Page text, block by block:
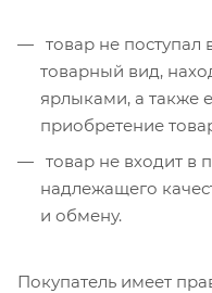
товар не поступал
товарный вид,
ярлыками, а также
приобретение
товар не входит в
надлежащего
и обмену.
Покупатель имеет